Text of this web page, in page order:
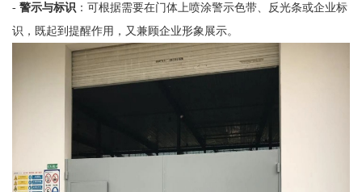
- 警示与标识：可根据需要在门体上喷涂警示色带、反光条或企业标
识，既起到提醒作用，又兼顾企业形象展示。